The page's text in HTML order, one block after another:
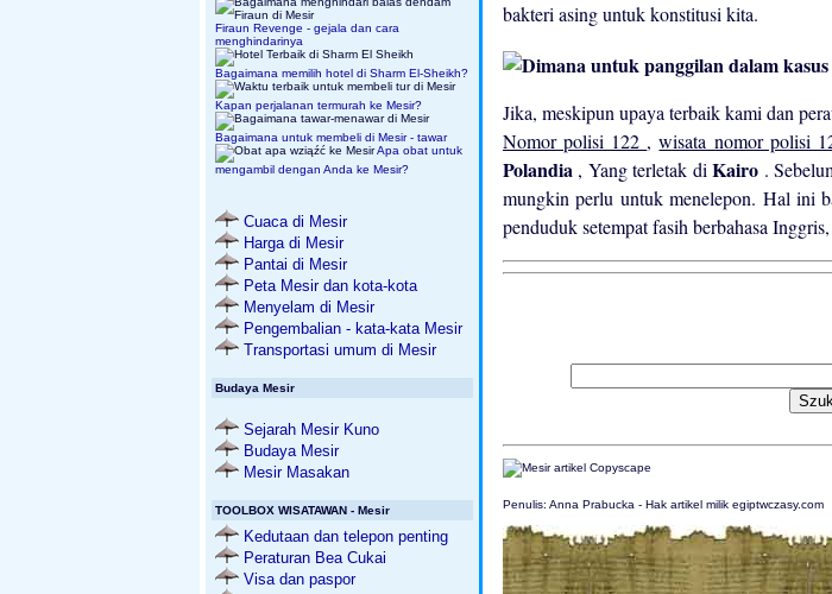
Firaun Revenge - gejala dan cara
menghindarinya
Bagaimana memilih hotel di Sharm El-Sheikh?
Kapan perjalanan termurah ke Mesir?
Bagaimana untuk membeli di Mesir - tawar
Apa obat untuk
mengambil dengan Anda ke Mesir?
Cuaca di Mesir
Harga di Mesir
Pantai di Mesir
Peta Mesir dan kota-kota
Menyelam di Mesir
Pengembalian - kata-kata Mesir
Transportasi umum di Mesir
Budaya Mesir
Sejarah Mesir Kuno
Budaya Mesir
Mesir Masakan
TOOLBOX WISATAWAN - Mesir
Kedutaan dan telepon penting
Peraturan Bea Cukai
Visa dan paspor
bakteri asing untuk konstitusi kita.
Jika, meskipun upaya terbaik kami dan
Nomor polisi 122 ,wisata nomor polisi
Polandia , Yang terletak diKairo .
mungkin perlu untuk menelepon. Hal ini
penduduk setempat fasih berbahasa
Penulis: Anna Prabucka - Hak artikel milik egiptwczasy.com